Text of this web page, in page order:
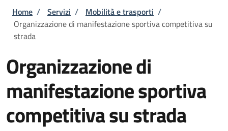
Briciole di pane
Home / Servizi / Mobilità e trasporti /
Organizzazione di manifestazione sportiva competitiva su
strada
Organizzazione di
manifestazione sportiva
competitiva su strada